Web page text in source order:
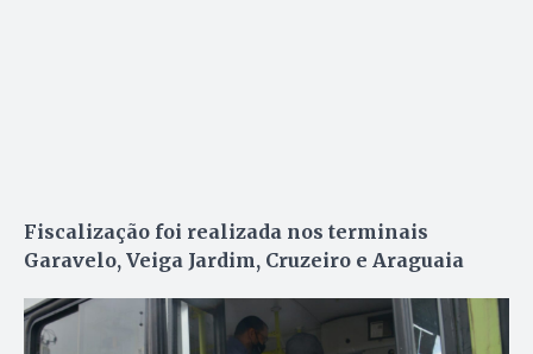
Fiscalização foi realizada nos terminais
Garavelo, Veiga Jardim, Cruzeiro e Araguaia